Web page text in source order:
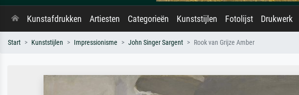
Kunstafdrukken Artiesten Categorieën Kunststijlen Fotolijst Drukwerk
Start Kunststijlen Impressionisme John Singer Sargent Rook van Grijze Amber